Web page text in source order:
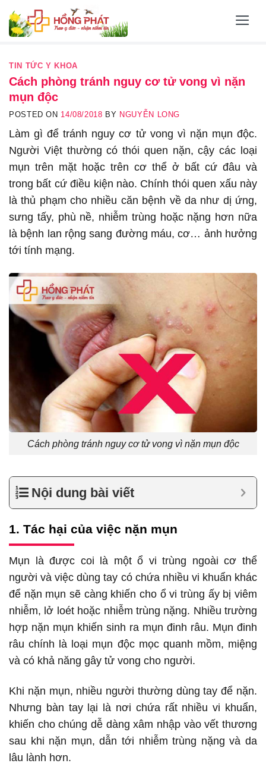
Skip
TIN TỨC Y KHOA
Cách phòng tránh nguy cơ tử vong vì nặn
mụn độc
POSTED ON 14/08/2018 BY NGUYỄN LONG
Làm gì để tránh nguy cơ tử vong vì nặn mụn độc.
Người Việt thường có thói quen nặn, cậy các loại
mụn trên mặt hoặc trên cơ thể ở bất cứ đâu và
trong bất cứ điều kiện nào. Chính thói quen xấu này
là thủ phạm cho nhiều căn bệnh về da như dị ứng,
sưng tấy, phù nề, nhiễm trùng hoặc nặng hơn nữa
là bệnh lan rộng sang đường máu, cơ… ảnh hưởng
tới tính mạng.
Cách phòng tránh nguy cơ tử vong vì nặn mụn độc
Nội dung bài viết
1. Tác hại của việc nặn mụn
Mụn là được coi là một ổ vi trùng ngoài cơ thể
người và việc dùng tay có chứa nhiều vi khuẩn khác
để nặn mụn sẽ càng khiến cho ổ vi trùng ấy bị viêm
nhiễm, lở loét hoặc nhiễm trùng nặng. Nhiều trường
hợp nặn mụn khiến sinh ra mụn đinh râu. Mụn đinh
râu chính là loại mụn độc mọc quanh mồm, miệng
và có khả năng gây tử vong cho người.
Khi nặn mụn, nhiều người thường dùng tay để nặn.
Nhưng bàn tay lại là nơi chứa rất nhiều vi khuẩn,
khiến cho chúng dễ dàng xâm nhập vào vết thương
sau khi nặn mụn, dẫn tới nhiễm trùng nặng và da
lâu lành hơn.